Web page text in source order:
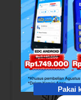
Klik pada
Ketik
Pakai